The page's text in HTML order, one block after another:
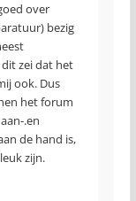
over
bezig
zei dat het
ook. Dus
het forum
.en
de hand is,
zijn.